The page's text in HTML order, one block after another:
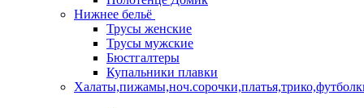
Нижнее бельё
Трусы женские
Трусы мужские
Бюстгалтеры
Купальники плавки